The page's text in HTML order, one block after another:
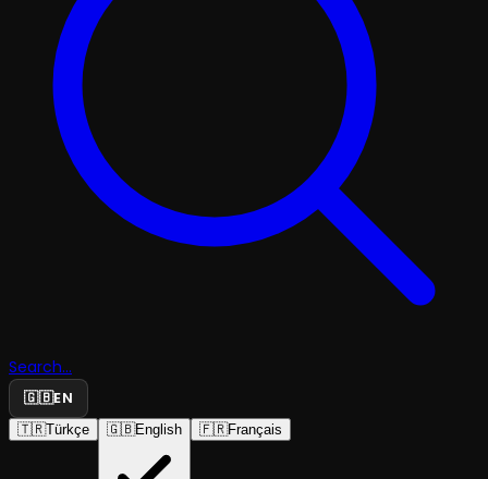
Search...
🇬🇧EN
🇹🇷Türkçe 🇬🇧English 🇫🇷Français